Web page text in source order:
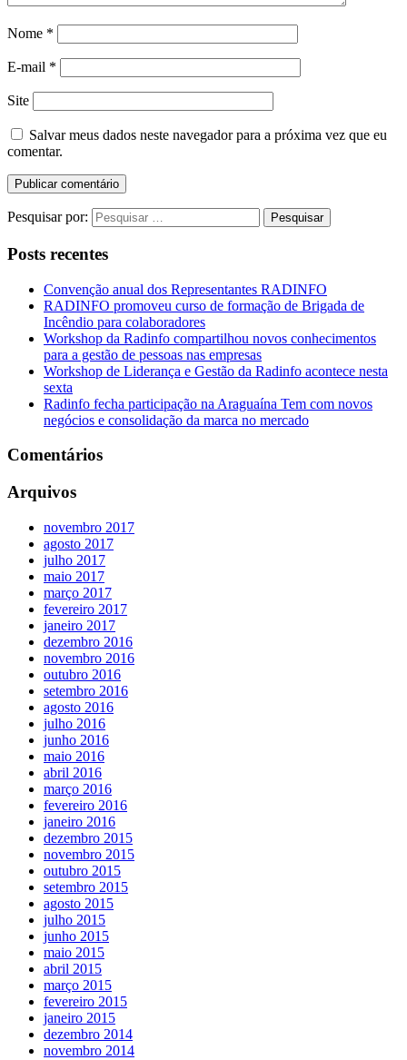
Nome *
E-mail *
Site
Salvar meus dados neste navegador para a próxima vez que eu
comentar.
Pesquisar por:
Posts recentes
Convenção anual dos Representantes RADINFO
RADINFO promoveu curso de formação de Brigada de
Incêndio para colaboradores
Workshop da Radinfo compartilhou novos conhecimentos
para a gestão de pessoas nas empresas
Workshop de Liderança e Gestão da Radinfo acontece nesta
sexta
Radinfo fecha participação na Araguaína Tem com novos
negócios e consolidação da marca no mercado
Comentários
Arquivos
novembro 2017
agosto 2017
julho 2017
maio 2017
março 2017
fevereiro 2017
janeiro 2017
dezembro 2016
novembro 2016
outubro 2016
setembro 2016
agosto 2016
julho 2016
junho 2016
maio 2016
abril 2016
março 2016
fevereiro 2016
janeiro 2016
dezembro 2015
novembro 2015
outubro 2015
setembro 2015
agosto 2015
julho 2015
junho 2015
maio 2015
abril 2015
março 2015
fevereiro 2015
janeiro 2015
dezembro 2014
novembro 2014